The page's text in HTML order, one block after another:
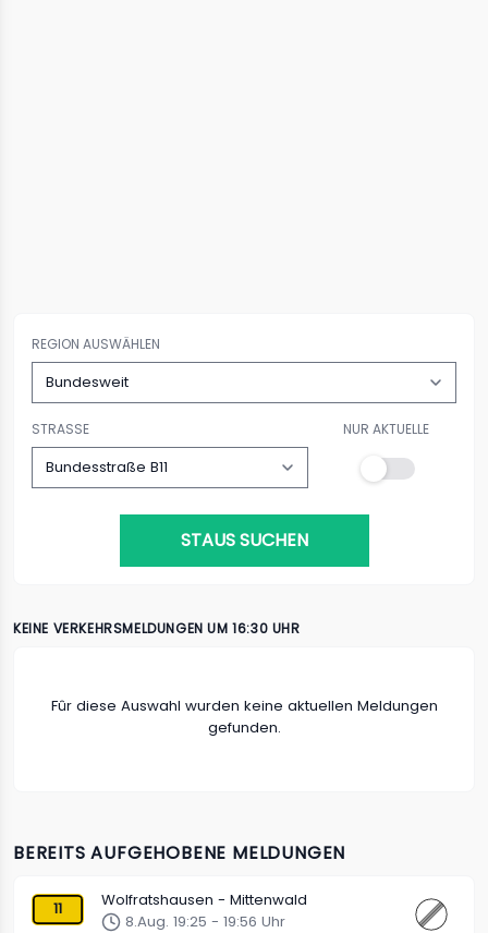
REGION AUSWÄHLEN
STRASSE NUR AKTUELLE
STAUS SUCHEN
KEINE VERKEHRSMELDUNGEN UM 16:30 UHR
Fûr diese Auswahl wurden keine aktuellen Meldungen
gefunden.
BEREITS AUFGEHOBENE MELDUNGEN
11
Wolfratshausen - Mittenwald
8.Aug. 19:25 - 19:56 Uhr